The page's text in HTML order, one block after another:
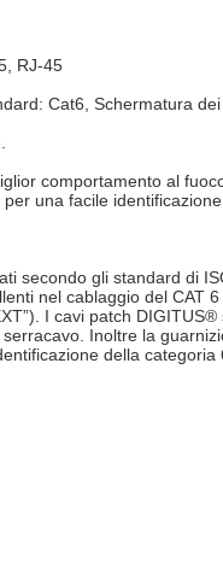
RJ-45
Cat6, Schermatura
comportamento al
una facile
secondo gli standard di
nel cablaggio del
I cavi patch
Inoltre la
della